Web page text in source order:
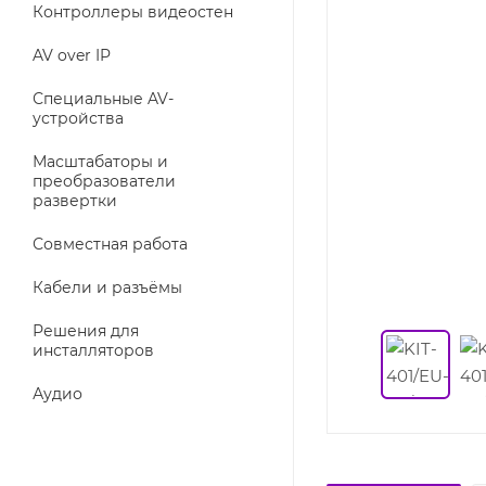
Контроллеры видеостен
AV over IP
Специальные AV-
устройства
Масштабаторы и
преобразователи
развертки
Совместная работа
Кабели и разъёмы
Решения для
инсталляторов
Аудио